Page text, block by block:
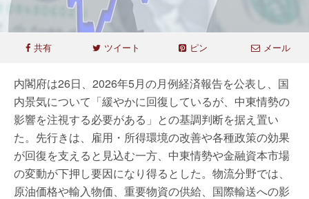
共有 ツイート ピン メール
内閣府は26日、2026年5月の月例経済報告を公表し、国
内景気について「緩やかに回復しているが、中東情勢の
影響を注視する必要がある」との基調判断を据え置い
た。先行きは、雇用・所得環境の改善や各種政策の効果
が回復を支えると見込む一方、中東情勢や金融資本市場
の変動が下押し要因になり得るとした。物流分野では、
原油価格や輸入物価、重要物資の供給、国際輸送への影